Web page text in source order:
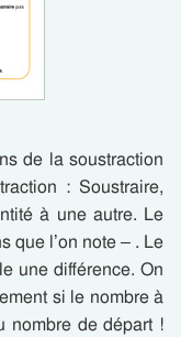
de la soustraction
: Soustraire,
à une autre. Le
que l’on note – . Le
une différence. On
si le nombre à
nombre de départ !